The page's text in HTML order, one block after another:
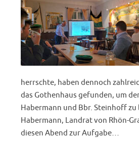
herrschte, haben dennoch
das Gothenhaus gefunden, um
Habermann und Bbr. Steinhoff zu
Habermann, Landrat von Rhön-
diesen Abend zur Aufgabe…